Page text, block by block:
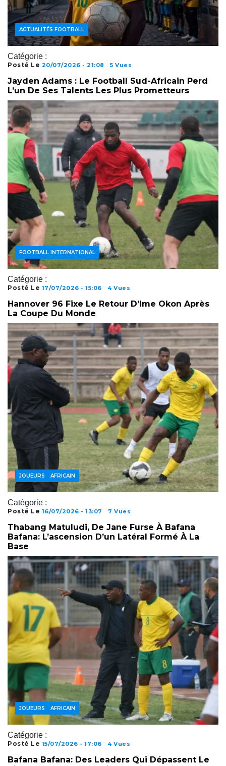
Catégorie :
ACTUALITÉS FOOTBALL
Posté Le 20/07/2026 - 21:08 5 Vues
Jayden Adams : Le Football Sud-Africain Perd
L’un De Ses Talents Les Plus Prometteurs
Catégorie :
FOOTBALL AFRICAIN
FOOTBALL INTERNATIONAL
Posté Le 17/07/2026 - 15:06 4 Vues
Hannover 96 Fixe Le Retour D’Ime Okon Après
La Coupe Du Monde
Catégorie :
FOOTBALL AFRICAIN
JOUEURS
Posté Le 16/07/2026 - 13:07 7 Vues
Thabang Matuludi, De Jane Furse À Bafana
Bafana: L’ascension D’un Latéral Formé À La
Base
Catégorie :
FOOTBALL AFRICAIN
JOUEURS
Posté Le 15/07/2026 - 17:06 4 Vues
Bafana Bafana: Des Leaders Qui Dépassent Le